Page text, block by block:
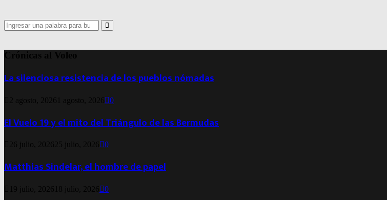
Search
for:
Search
Crónicas al Voleo
La silenciosa resistencia de los pueblos nómadas
2 agosto, 2026 1 agosto, 2026 0
El Vuelo 19 y el mito del Triángulo de las Bermudas
26 julio, 2026 25 julio, 2026 0
Matthias Sindelar, el hombre de papel
19 julio, 2026 18 julio, 2026 0